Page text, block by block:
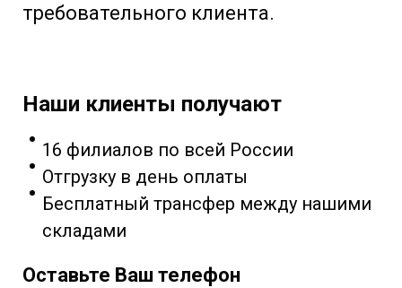
требовательного клиента.
Наши клиенты получают
16 филиалов по всей России
Отгрузку в день оплаты
Бесплатный трансфер между нашими
складами
Оставьте Ваш телефон